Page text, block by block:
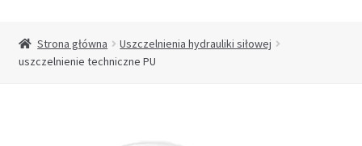
Sklep
Strona główna
Uszczelnienia hydrauliki siłowej
uszczelnienie techniczne PU